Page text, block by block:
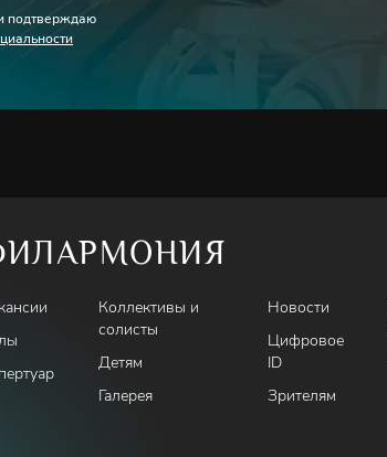
подтверждаю
Коллективы и
солисты
Детям
Галерея
Новости
Цифровое
ID
Зрителям